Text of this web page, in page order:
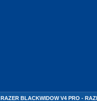
RAZER BLACKWIDOW V4 PRO -